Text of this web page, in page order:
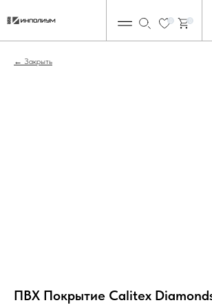
Закрыть
ПВХ Покрытие Calitex